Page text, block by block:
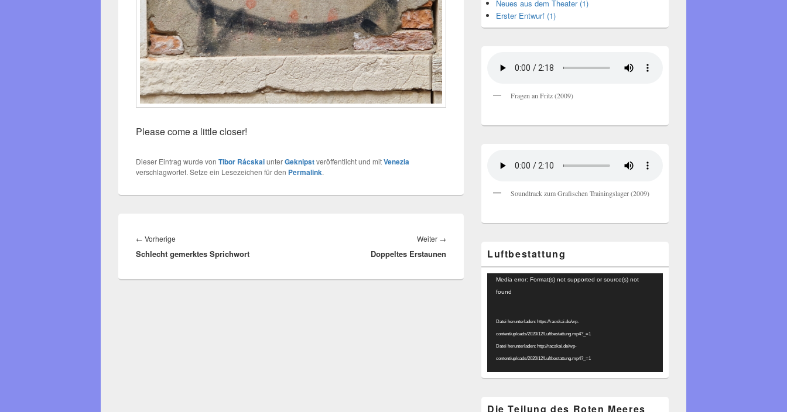
Please come a little closer!
Dieser Eintrag wurde von Tibor RácskaiunterGeknipstveröffentlicht und mitVenezia
verschlagwortet. Setze ein Lesezeichen für den Permalink.
← Vorherige
Beitrag:
Schlecht gemerktes Sprichwort
Weiter →
Doppeltes Erstaunen
Neues aus dem Theater (1)
Erster Entwurf (1)
Fragen an Fritz (2009)
Soundtrack zum Grafischen Trainingslager (2009)
Luftbestattung
Video-
Player
Media error: Format(s) not supported or source(s) not
found
Datei herunterladen: https://racskai.de/wp-
content/uploads/2020/12/Luftbestattung.mp4?_=1
Datei herunterladen: http://racskai.de/wp-
content/uploads/2020/12/Luftbestattung.mp4?_=1
Die Teilung des Roten Meeres